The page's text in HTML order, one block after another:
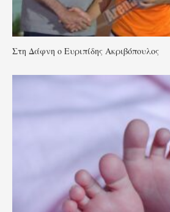
Στη Δάφνη ο Ευριπίδης Ακριβόπουλος